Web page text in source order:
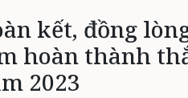
- ĐẤT NƯỚC QUỐC TẾ
SÁCH MỚI VĂN
kết, đồng
hoàn thành
2023